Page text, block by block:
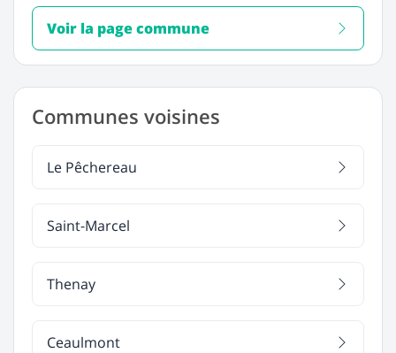
Voir la page commune
Communes voisines
Le Pêchereau
Saint-Marcel
Thenay
Ceaulmont